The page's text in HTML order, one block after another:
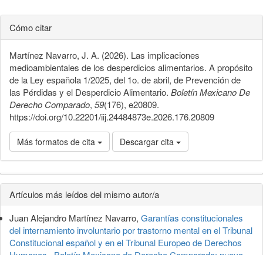
Cómo citar
Martínez Navarro, J. A. (2026). Las implicaciones
medioambientales de los desperdicios alimentarios. A propósito
de la Ley española 1/2025, del 1o. de abril, de Prevención de
las Pérdidas y el Desperdicio Alimentario. Boletín Mexicano De
Derecho Comparado, 59(176), e20809.
https://doi.org/10.22201/iij.24484873e.2026.176.20809
Más formatos de cita Descargar cita
Detalles
del
artículo
Artículos más leídos del mismo autor/a
Juan Alejandro Martínez Navarro, Garantías constitucionales
del internamiento involuntario por trastorno mental en el Tribunal
Constitucional español y en el Tribunal Europeo de Derechos